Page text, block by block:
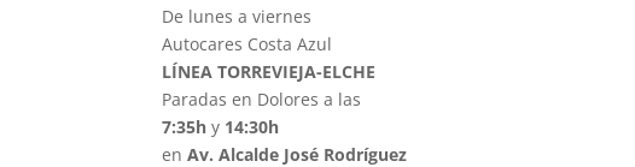
De lunes a viernes
Autocares Costa Azul
LÍNEA TORREVIEJA-ELCHE
Paradas en Dolores a las
7:35h y 14:30h
enAv. Alcalde José Rodríguez